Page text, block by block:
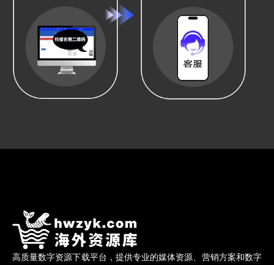
高质量数字资源下载平台，提供专业的媒体资源、营销方案和数字